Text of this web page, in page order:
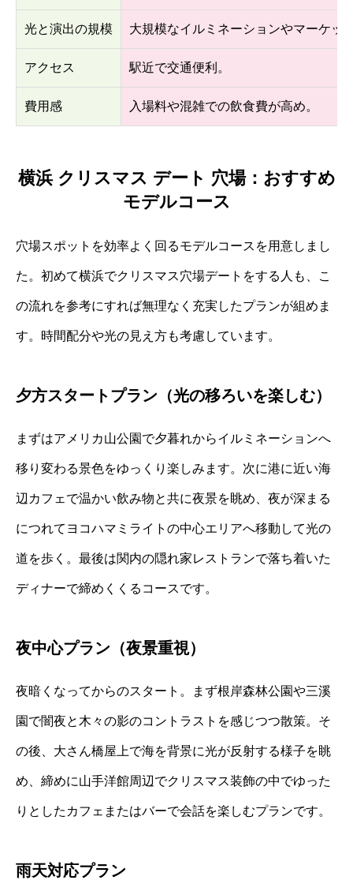
光と演出の規模 大規模なイルミネーションやマーケッ
アクセス 駅近で交通便利。
費用感 入場料や混雑での飲食費が高め。
横浜 クリスマス デート 穴場：おすすめ
モデルコース
穴場スポットを効率よく回るモデルコースを用意しまし
た。初めて横浜でクリスマス穴場デートをする人も、こ
の流れを参考にすれば無理なく充実したプランが組めま
す。時間配分や光の見え方も考慮しています。
夕方スタートプラン（光の移ろいを楽しむ）
まずはアメリカ山公園で夕暮れからイルミネーションへ
移り変わる景色をゆっくり楽しみます。次に港に近い海
辺カフェで温かい飲み物と共に夜景を眺め、夜が深まる
につれてヨコハマミライトの中心エリアへ移動して光の
道を歩く。最後は関内の隠れ家レストランで落ち着いた
ディナーで締めくくるコースです。
夜中心プラン（夜景重視）
夜暗くなってからのスタート。まず根岸森林公園や三溪
園で闇夜と木々の影のコントラストを感じつつ散策。そ
の後、大さん橋屋上で海を背景に光が反射する様子を眺
め、締めに山手洋館周辺でクリスマス装飾の中でゆった
りとしたカフェまたはバーで会話を楽しむプランです。
雨天対応プラン